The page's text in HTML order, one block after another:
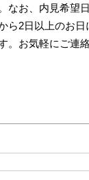
なお、内見希望
2日以上のお日
。お気軽にご連絡